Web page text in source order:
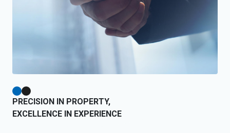
PRECISION IN PROPERTY,
EXCELLENCE IN EXPERIENCE